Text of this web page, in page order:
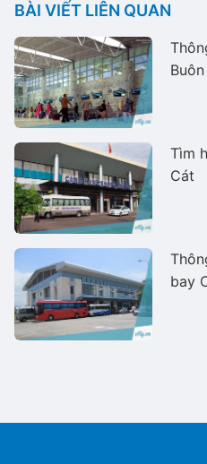
BÀI VIẾT LIÊN QUAN
Tìm
Cát
bay